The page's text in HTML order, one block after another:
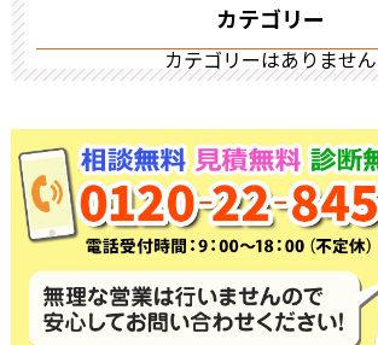
カテゴリー
カテゴリーはありません